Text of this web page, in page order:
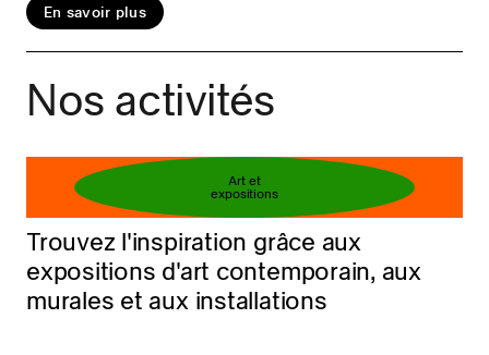
Réservez votre billet
En savoir plus
En savoir plus
Nos activités
Art et
expositions
Trouvez l'inspiration grâce aux
expositions d'art contemporain, aux
murales et aux installations